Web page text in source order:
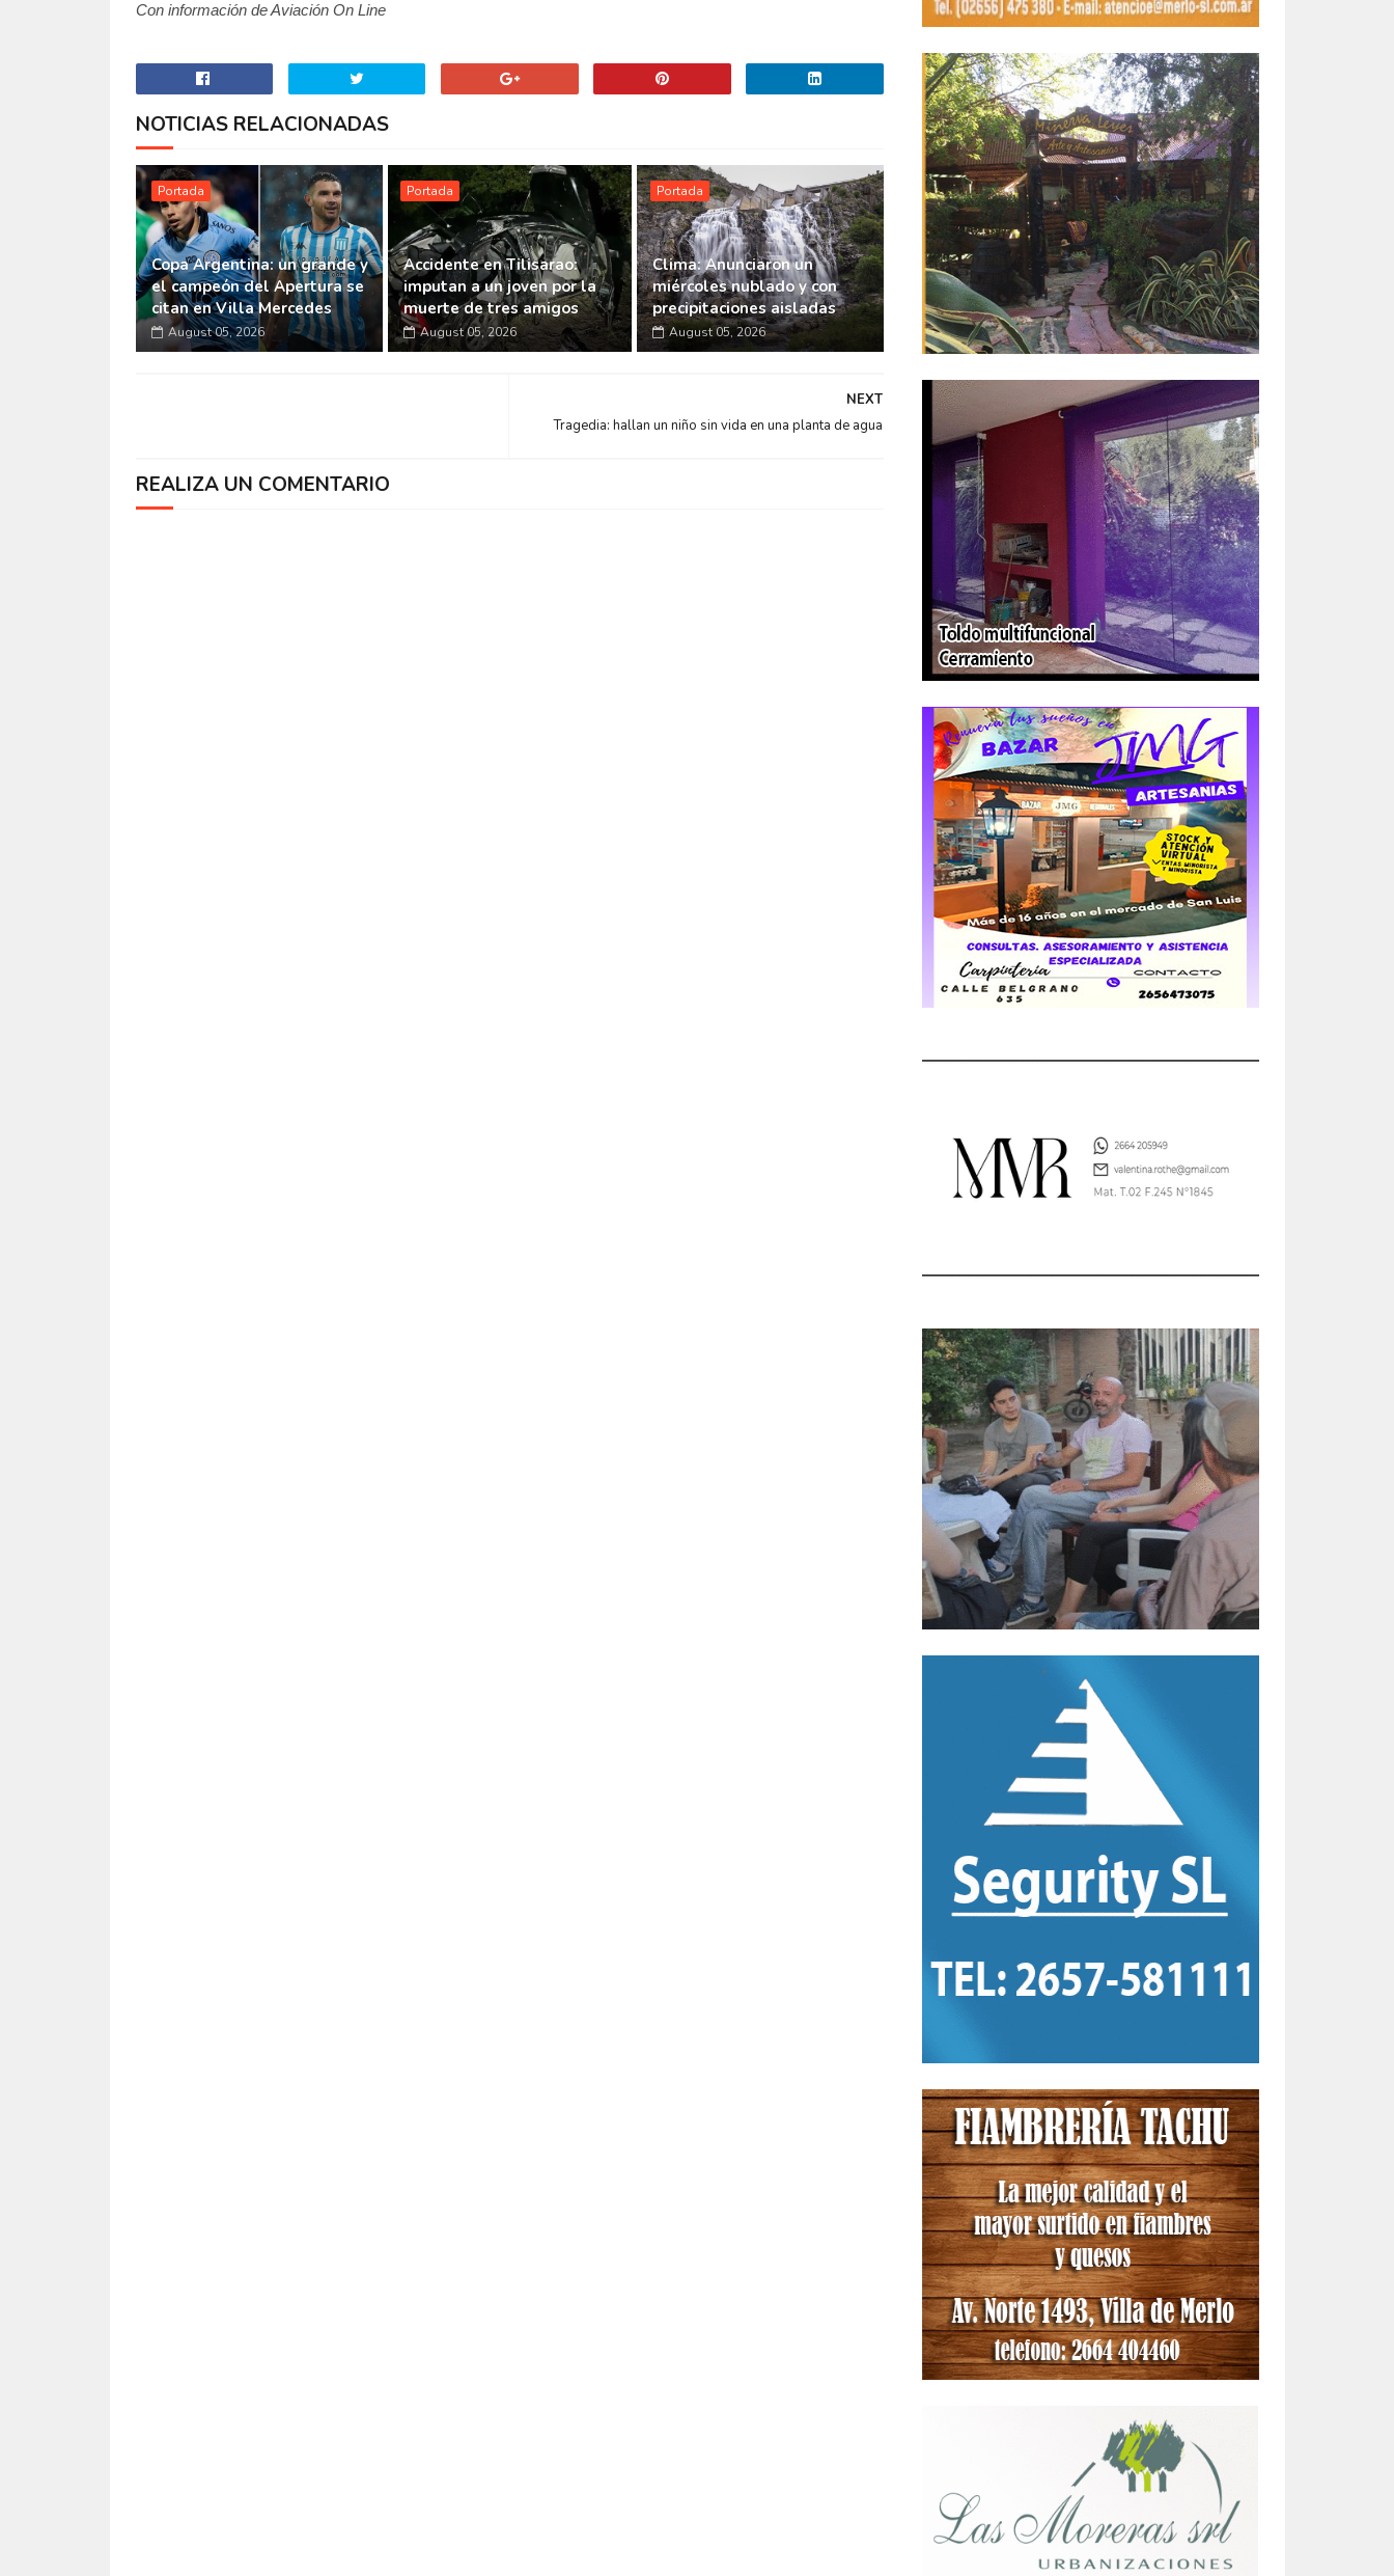
Con información de Aviación On Line
NOTICIAS RELACIONADAS
Portada
Copa Argentina: un grande y
el campeón del Apertura se
citan en Villa Mercedes
August 05, 2026
Portada
Accidente en Tilisarao:
imputan a un joven por la
muerte de tres amigos
August 05, 2026
Portada
Clima: Anunciaron un
miércoles nublado y con
precipitaciones aisladas
August 05, 2026
NEXT
Tragedia: hallan un niño sin vida en una planta de agua
REALIZA UN COMENTARIO